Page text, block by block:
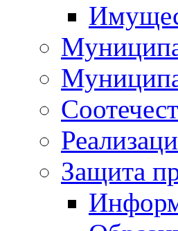
Защита